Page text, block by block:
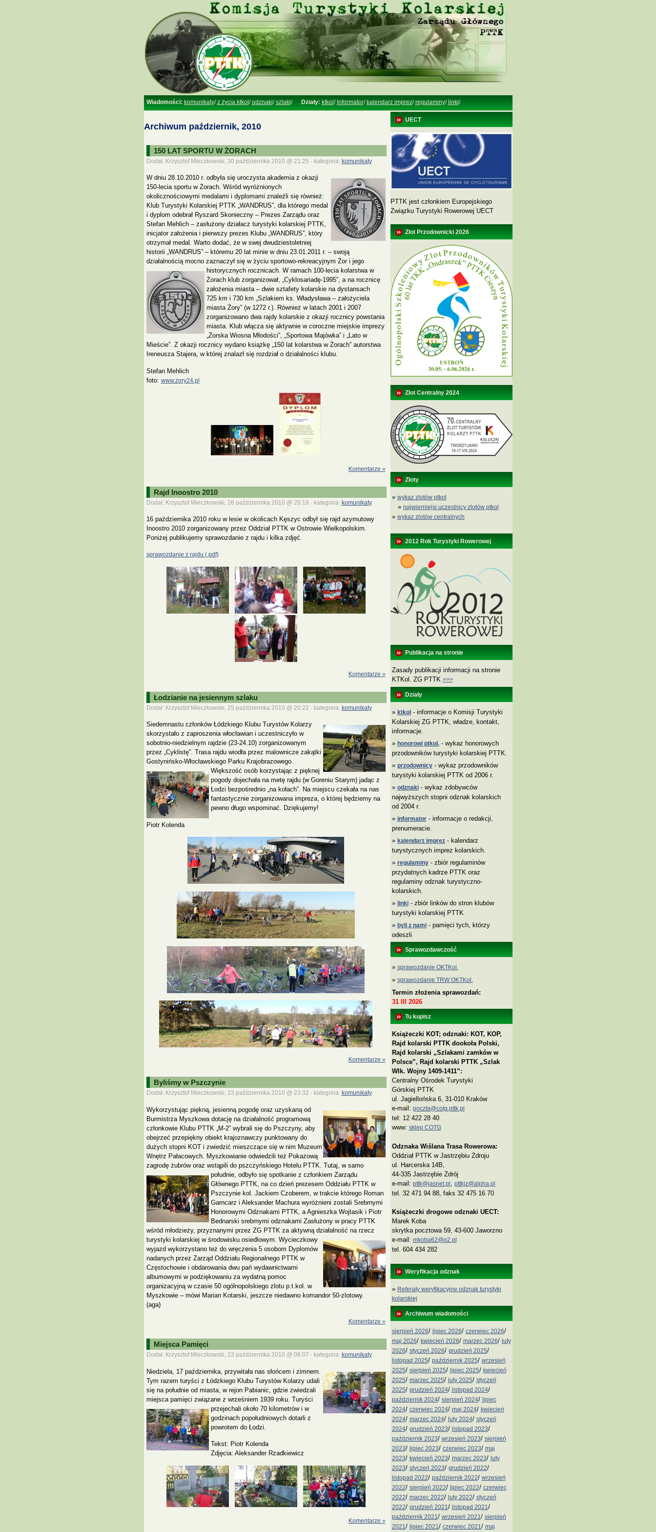
Wiadomości: komunikaty/z życia ktkol /odznaki/szlaki/ Działy: ktkol / Informator/ kalendarz imprez/regulaminy/ linki/
Archiwum październik, 2010
150 LAT SPORTU W ŻORACH
Dodał: Krzysztof Mieczkowski, 30 października 2010 @ 21:25 · kategoria: komunikaty
W dniu 28.10.2010 r. odbyła się uroczysta akademia z okazji
150-lecia sportu w Żorach. Wśród wyróżnionych
okolicznościowymi medalami i dyplomami znaleźli się również:
Klub Turystyki Kolarskiej PTTK „WANDRUS”, dla którego medal
i dyplom odebrał Ryszard Skonieczny – Prezes Zarządu oraz
Stefan Mehlich – zasłużony działacz turystyki kolarskiej PTTK,
inicjator założenia i pierwszy prezes Klubu „WANDRUS”, który
otrzymał medal. Warto dodać, że w swej dwudziestoletniej
historii „WANDRUS” – któremu 20 lat minie w dniu 23.01.2011 r. – swoją
działalnością mocno zaznaczył się w życiu sportowo-rekreacyjnym Żor i jego
historycznych rocznicach. W ramach 100-lecia kolarstwa w
Żorach klub zorganizował, „Cyklosariadę-1995”, a na rocznicę
założenia miasta – dwie sztafety kolarskie na dystansach
725 km i 730 km „Szlakiem ks. Władysława – założyciela
miasta Żory” (w 1272 r.). Również w latach 2001 i 2007
zorganizowano dwa rajdy kolarskie z okazji rocznicy powstania
miasta. Klub włącza się aktywnie w coroczne miejskie imprezy
„Żorska Wiosna Młodości”, „Sportowa Majówka” i „Lato w
Mieście”. Z okazji rocznicy wydano książkę „150 lat kolarstwa w Żorach” autorstwa
Ireneusza Stajera, w której znalazł się rozdział o działalności klubu.
Stefan Mehlich
foto: www.zory24.pl
Komentarze »
Rajd Inoostro 2010
Dodał: Krzysztof Mieczkowski, 26 października 2010 @ 20:18 · kategoria: komunikaty
16 października 2010 roku w lesie w okolicach Kęszyc odbył się rajd azymutowy
Inoostro 2010 zorganizowany przez Oddział PTTK w Ostrowie Wielkopolskim.
Poniżej publikujemy sprawozdanie z rajdu i kilka zdjęć.
sprawozdanie z rajdu (.pdf)
Komentarze »
Łodzianie na jesiennym szlaku
Dodał: Krzysztof Mieczkowski, 25 października 2010 @ 20:22 · kategoria: komunikaty
Siedemnastu członków Łódzkiego Klubu Turystów Kolarzy
skorzystało z zaproszenia włocławian i uczestniczyło w
sobotnio-niedzielnym rajdzie (23-24.10) zorganizowanym
przez „Cyklistę”. Trasa rajdu wiodła przez malownicze zakątki
Gostynińsko-Włocławskiego Parku Krajobrazowego.
Większość osób korzystając z pięknej
pogody dojechała na metę rajdu (w Goreniu Starym) jadąc z
Łodzi bezpośrednio „na kołach”. Na miejscu czekała na nas
fantastycznie zorganizowana impreza, o której będziemy na
pewno długo wspominać. Dziękujemy!
Piotr Kolenda
Komentarze »
Byliśmy w Pszczynie
Dodał: Krzysztof Mieczkowski, 23 października 2010 @ 23:32 · kategoria: komunikaty
Wykorzystując piękną, jesienną pogodę oraz uzyskaną od
Burmistrza Myszkowa dotację na działalność programową
członkowie Klubu PTTK „M-2” wybrali się do Pszczyny, aby
obejrzeć przepiękny obiekt krajoznawczy punktowany do
dużych stopni KOT i zwiedzić mieszczące się w nim Muzeum
Wnętrz Pałacowych. Myszkowianie odwiedzili też Pokazową
zagrodę żubrów oraz wstąpili do pszczyńskiego Hotelu PTTK. Tutaj, w samo
południe, odbyło się spotkanie z członkiem Zarządu
Głównego PTTK, na co dzień prezesem Oddziału PTTK w
Pszczynie kol. Jackiem Czoberem, w trakcie którego Roman
Garncarz i Aleksander Machura wyróżnieni zostali Srebrnymi
Honorowymi Odznakami PTTK, a Agnieszka Wojtasik i Piotr
Bednarski srebrnymi odznakami Zasłużony w pracy PTTK
wśród młodzieży, przyznanymi przez ZG PTTK za aktywną działalność na rzecz
turystyki kolarskiej w środowisku osiedlowym. Wycieczkowy
wyjazd wykorzystano też do wręczenia 5 osobom Dyplomów
nadanych przez Zarząd Oddziału Regionalnego PTTK w
Częstochowie i obdarowania dwu pań wydawnictwami
albumowymi w podziękowaniu za wydatną pomoc
organizacyjną w czasie 50 ogólnopolskiego zlotu p.t.kol. w
Myszkowie – mówi Marian Kotarski, jeszcze niedawno komandor 50-zlotowy.
(aga)
Komentarze »
Miejsca Pamięci
Dodał: Krzysztof Mieczkowski, 23 października 2010 @ 08:07 · kategoria: komunikaty
Niedziela, 17 października, przywitała nas słońcem i zimnem.
Tym razem turyści z Łódzkiego Klubu Turystów Kolarzy udali
się na południe od miasta, w rejon Pabianic, gdzie zwiedzali
miejsca pamięci związane z wrześniem 1939 roku. Turyści
przejechali około 70 kilometrów i w
godzinach popołudniowych dotarli z
powrotem do Łodzi.
Tekst: Piotr Kolenda
Zdjęcia: Aleksander Rzadkiewicz
Komentarze »
UECT
PTTK jest członkiem Europejskiego
Związku Turystyki Rowerowej UECT
Zlot Przodownicki 2026
Zlot Centralny 2024
Zloty
» wykaz zlotów ptkol
» najwierniejsi uczestnicy zlotów ptkol
» wykaz zlotów centralnych
2012 Rok Turystyki Rowerowej
Publikacja na stronie
Zasady publikacji informacji na stronie
KTKol. ZG PTTK >>>
Działy
» ktkol- informacje o Komisji Turystyki
Kolarskiej ZG PTTK, władze, kontakt,
informacje.
» honorowi ptkol.- wykaz honorowych
przodowników turystyki kolarskiej PTTK.
» przodownicy- wykaz przodowników
turystyki kolarskiej PTTK od 2006 r.
» odznaki- wykaz zdobywców
najwyższych stopni odznak kolarskich
od 2004 r.
» informator- informacje o redakcji,
prenumeracie.
» kalendarz imprez- kalendarz
turystycznych imprez kolarskich.
» regulaminy- zbiór regulaminów
przydatnych kadrze PTTK oraz
regulaminy odznak turystyczno-
kolarskich.
» linki- zbiór linków do stron klubów
turystyki kolarskiej PTTK
» byli z nami- pamięci tych, którzy
odeszli
Sprawozdawczość
» sprawozdanie OKTKol.
» sprawozdanie TRW OKTKol.
Termin złożenia sprawozdań:
31 III 2026
Tu kupisz
Książeczki KOT; odznaki: KOT, KOP,
Rajd kolarski PTTK dookoła Polski,
Rajd kolarski „Szlakami zamków w
Polsce”, Rajd kolarski PTTK „Szlak
Wlk. Wojny 1409-1411”:
Centralny Ośrodek Turystyki
Górskiej PTTK
ul. Jagiellońska 6, 31-010 Kraków
e-mail: poczta@cotg.pttk.pl
tel: 12 422 28 40
www: sklep COTG
Odznaka Wiślana Trasa Rowerowa:
Oddział PTTK w Jastrzębiu Zdroju
ul. Harcerska 14B,
44-335 Jastrzębie Zdrój
e-mail: pttk@jasnet.pl pttkjz@alpha.pl
tel. 32 471 94 88, faks 32 475 16 70
Książeczki drogowe odznaki UECT:
Marek Koba
skrytka pocztowa 59, 43-600 Jaworzno
e‑mail: mkoba62@o2.pl
tel. 604 434 282
Weryfikacja odznak
» Referaty weryfikacyjne odznak turystyki
kolarskiej
Archiwum wiadomości
sierpień 2026/ lipiec 2026/ czerwiec 2026/
maj 2026/ kwiecień 2026/ marzec 2026/ luty
2026/ styczeń 2026/ grudzień 2025/
listopad 2025/ październik 2025/ wrzesień
2025/ sierpień 2025/ lipiec 2025/ kwiecień
2025/ marzec 2025/ luty 2025/ styczeń
2025/ grudzień 2024/ listopad 2024/
październik 2024/ sierpień 2024/ lipiec
2024/ czerwiec 2024/ maj 2024/ kwiecień
2024/ marzec 2024/ luty 2024/ styczeń
2024/ grudzień 2023/ listopad 2023/
październik 2023/ wrzesień 2023/ sierpień
2023/ lipiec 2023/ czerwiec 2023/ maj
2023/ kwiecień 2023/ marzec 2023/ luty
2023/ styczeń 2023/ grudzień 2022/
listopad 2022/ październik 2022/ wrzesień
2022/ sierpień 2022/ lipiec 2022/ czerwiec
2022/ marzec 2022/ luty 2022/ styczeń
2022/ grudzień 2021 / listopad 2021 /
październik 2021 / wrzesień 2021 / sierpień
2021 / lipiec 2021 / czerwiec 2021 / maj